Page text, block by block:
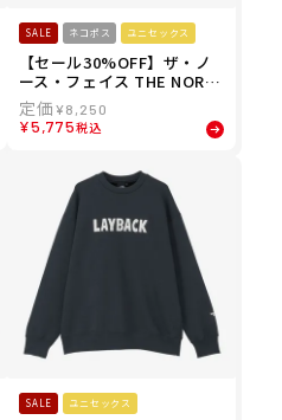
SALE ネコポス ユニセックス
【セール30%OFF】ザ・ノ
ース・フェイス THE NORT
H FACE スノボー スノボ ス
ノーボード ウェア 長袖 Tシ
ャツ ロンT レイバック ライ
ee NT82410-T メンズ レデ
ィース ユニセックス 25-26
¥8,250
¥5,775税込
SALE ユニセックス